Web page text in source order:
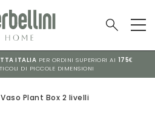
ITALIA PER ORDINI SUPERIORI AI 175€
DI PICCOLE DIMENSIONI
Vaso Plant Box 2 livelli